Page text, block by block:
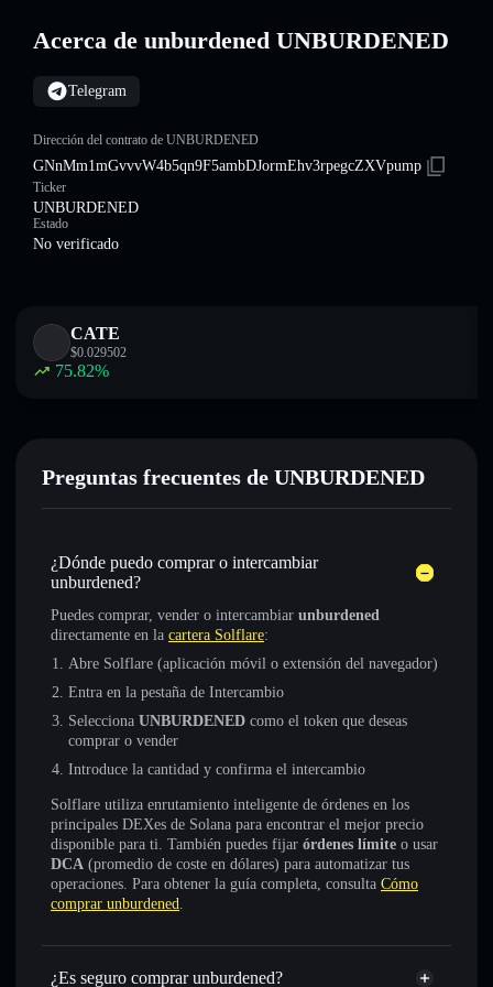
Acerca de unburdened UNBURDENED
Telegram
Dirección del contrato de UNBURDENED
GNnMm1mGvvvW4b5qn9F5ambDJormEhv3rpegcZXVpump
Ticker
UNBURDENED
Estado
No verificado
CATE
$0.029502
75.82%
Preguntas frecuentes de UNBURDENED
¿Dónde puedo comprar o intercambiar
unburdened?
Puedes comprar, vender o intercambiar unburdened
directamente en la cartera Solflare:
Abre Solflare (aplicación móvil o extensión del navegador)
Entra en la pestaña de Intercambio
Selecciona UNBURDENED como el token que deseas
comprar o vender
Introduce la cantidad y confirma el intercambio
Solflare utiliza enrutamiento inteligente de órdenes en los
principales DEXes de Solana para encontrar el mejor precio
disponible para ti. También puedes fijar órdenes límite o usar
DCA (promedio de coste en dólares) para automatizar tus
operaciones. Para obtener la guía completa, consulta Cómo
comprar unburdened.
¿Es seguro comprar unburdened?